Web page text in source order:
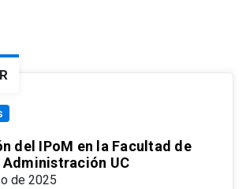
del IPoM en la Facultad de
Administración UC
de 2025